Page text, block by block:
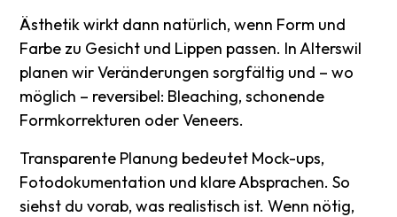
Ästhetik wirkt dann natürlich, wenn Form und
Farbe zu Gesicht und Lippen passen. In Alterswil
planen wir Veränderungen sorgfältig und – wo
möglich – reversibel: Bleaching, schonende
Formkorrekturen oder Veneers.
Transparente Planung bedeutet Mock-ups,
Fotodokumentation und klare Absprachen. So
siehst du vorab, was realistisch ist. Wenn nötig,